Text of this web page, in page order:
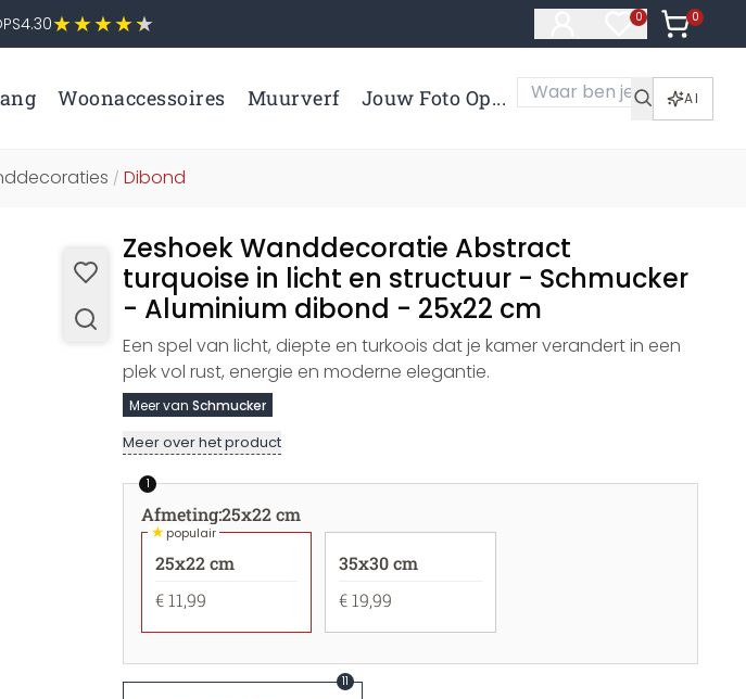
4.30 0
Artikelen in
0
Artikelen
Woonaccessoires Muurverf Jouw Foto Op... AI
/ Dibond
Zeshoek Wanddecoratie Abstract
turquoise in licht en structuur - Schmucker
- Aluminium dibond - 25x22 cm
Een spel van licht, diepte en turkoois dat je kamer verandert in een
plek vol rust, energie en moderne elegantie.
Meer van Schmucker
Meer over het product
1
Afmeting:25x22 cm
★populair
25x22 cm
€ 11,99
35x30 cm
€ 19,99
11